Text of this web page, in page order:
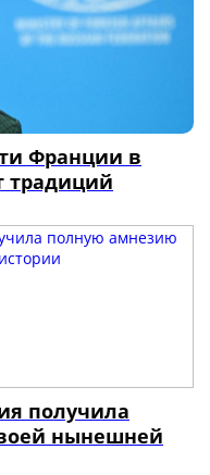
Франции в
традиций
получила
нынешней